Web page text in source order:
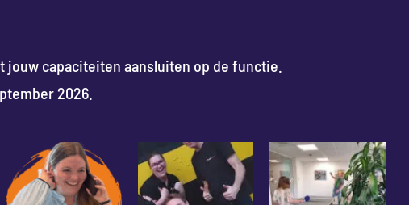
capaciteiten aansluiten op de functie.
2026.